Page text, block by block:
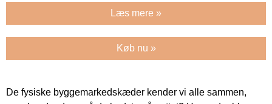
Læs mere »
Køb nu »
De fysiske byggemarkedskæder kender vi alle sammen,